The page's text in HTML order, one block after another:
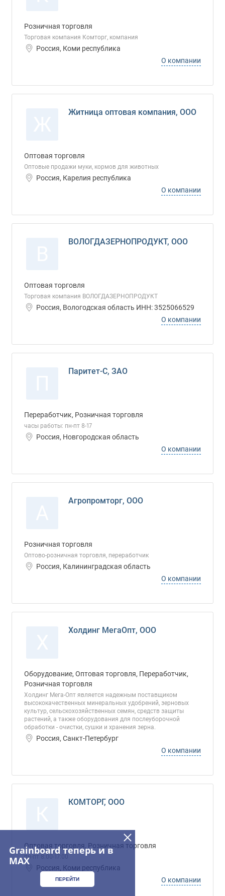
Розничная торговля
Торговая компания Комторг, компания
Россия, Коми республика
О компании
Житница оптовая компания, ООО
Оптовая торговля
Оптовые продажи муки, кормов для животных
Россия, Карелия республика
О компании
ВОЛОГДАЗЕРНОПРОДУКТ, ООО
Оптовая торговля
Торговая компания ВОЛОГДАЗЕРНОПРОДУКТ
Россия, Вологодская область ИНН: 3525066529
О компании
Паритет-С, ЗАО
Переработчик, Розничная торговля
часы работы: пн-пт 8-17
Россия, Новгородская область
О компании
Агропромторг, ООО
Розничная торговля
Оптово-розничная торговля, переработчик
Россия, Калининградская область
О компании
Холдинг МегаОпт, ООО
Оборудование, Оптовая торговля, Переработчик,
Розничная торговля
Холдинг Мега-Опт является надежным поставщиком
высококачественных минеральных удобрений, зерновых
культур, сельскохозяйственных семян, средств защиты
растений, а также оборудования для послеуборочной
обработки - очистки, сушки и хранения зерна.
Россия, Санкт-Петербург
О компании
КОМТОРГ, ООО
Оптовая торговля, Розничная торговля
пн-пт 8:00-17:00
Россия, Коми республика
О компании
Grainboard теперь и в
MAX
ПЕРЕЙТИ